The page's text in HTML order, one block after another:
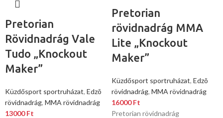
Pretorian
Rövidnadrág Vale
Tudo „Knockout
Maker”
Küzdősport sportruházat, Edzõ
rövidnadrág, MMA rövidnadrág
13000Ft
Pretorian
rövidnadrág MMA
Lite „Knockout
Maker”
Küzdősport sportruházat, Edzõ
rövidnadrág, MMA rövidnadrág
16000Ft
Pretorian rövidnadrág